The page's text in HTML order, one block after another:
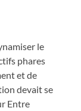
le
phares
et de
devait se
Entre